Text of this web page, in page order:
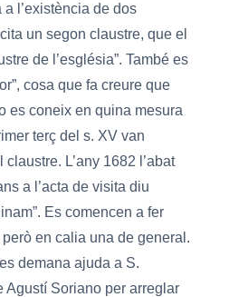
l’existència de dos
un segon claustre, que el
de l’església”. També es
cosa que fa creure que
es coneix en quina mesura
terç del s. XV van
L’any 1682 l’abat
a l’acta de visita diu
Es comencen a fer
en calia una de general.
demana ajuda a S.
Agustí Soriano per arreglar